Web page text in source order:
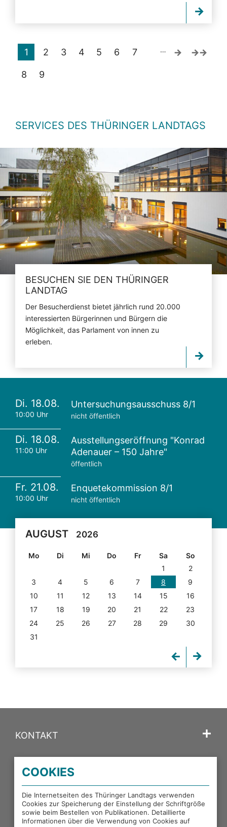
1 2 3 4 5 6 7
8 9
…
SERVICES DES THÜRINGER LANDTAGS
BESUCHEN SIE DEN THÜRINGER
LANDTAG
Der Besucherdienst bietet jährlich rund 20.000
interessierten Bürgerinnen und Bürgern die
Möglichkeit, das Parlament von innen zu
erleben.
Di. 18.08.
10:00 Uhr
Untersuchungsausschuss 8/1
nicht öffentlich
Di. 18.08.
11:00 Uhr
Ausstellungseröffnung "Konrad
Adenauer – 150 Jahre"
öffentlich
Fr. 21.08.
10:00 Uhr
Enquetekommission 8/1
nicht öffentlich
AUGUST 2026
Mo Di Mi Do Fr Sa
So
1
2
3
4 5 6 7 8
9
10
11 12 13 14 15
16
17
18 19 20 21 22
23
24
25 26 27 28 29
30
31
KONTAKT
PORTALE DES THÜRINGER LANDTAGS
EXTERNE LINKS
COOKIES
Die Internetseiten des Thüringer Landtags verwenden
Cookies zur Speicherung der Einstellung der Schriftgröße
sowie beim Bestellen von Publikationen. Detaillierte
Informationen über die Verwendung von Cookies auf